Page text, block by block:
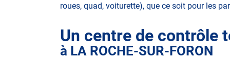
roues, quad, voiturette), que ce soit pour les
Un centre de contrôle
à LA ROCHE-SUR-FORON